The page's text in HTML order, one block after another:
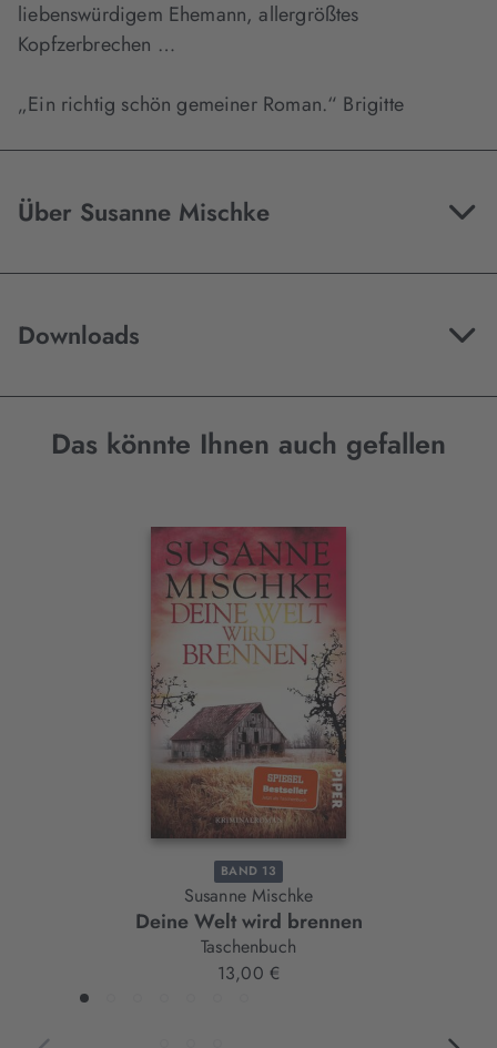
liebenswürdigem Ehemann, allergrößtes
Kopfzerbrechen …
„Ein richtig schön gemeiner Roman.“ Brigitte
Über Susanne Mischke
Downloads
Das könnte Ihnen auch gefallen
Interaktives
BAND 13
Susanne Mischke
Deine Welt wird brennen
Taschenbuch
13,00 €